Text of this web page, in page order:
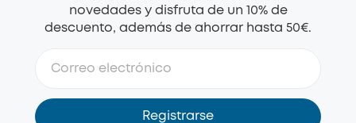
novedades y disfruta de un 10% de
descuento, además de ahorrar hasta 50€.
Registrarse